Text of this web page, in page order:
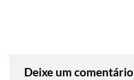
Deixe um comentário